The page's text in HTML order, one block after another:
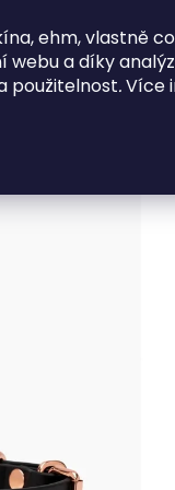
ehm, vlastně
webu a díky
použitelnost.Více